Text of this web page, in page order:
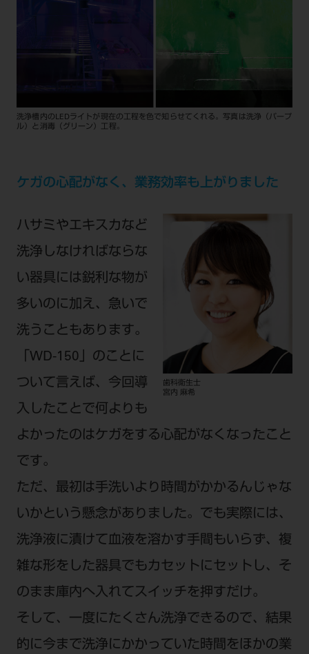
洗浄槽内のLEDライトが現在の工程を色で知らせてくれる。写真は洗浄（パープ
ル）と消毒（グリーン）工程。
ケガの心配がなく、業務効率も上がりました
歯科衛生士
宮内 麻希
ハサミやエキスカなど
洗浄しなければならな
い器具には鋭利な物が
多いのに加え、急いで
洗うこともあります。
「WD-150」のことに
ついて言えば、今回導
入したことで何よりも
よかったのはケガをする心配がなくなったこと
です。
ただ、最初は手洗いより時間がかかるんじゃな
いかという懸念がありました。でも実際には、
洗浄液に漬けて血液を溶かす手間もいらず、複
雑な形をした器具でもカセットにセットし、そ
のまま庫内へ入れてスイッチを押すだけ。
そして、一度にたくさん洗浄できるので、結果
的に今まで洗浄にかかっていた時間をほかの業